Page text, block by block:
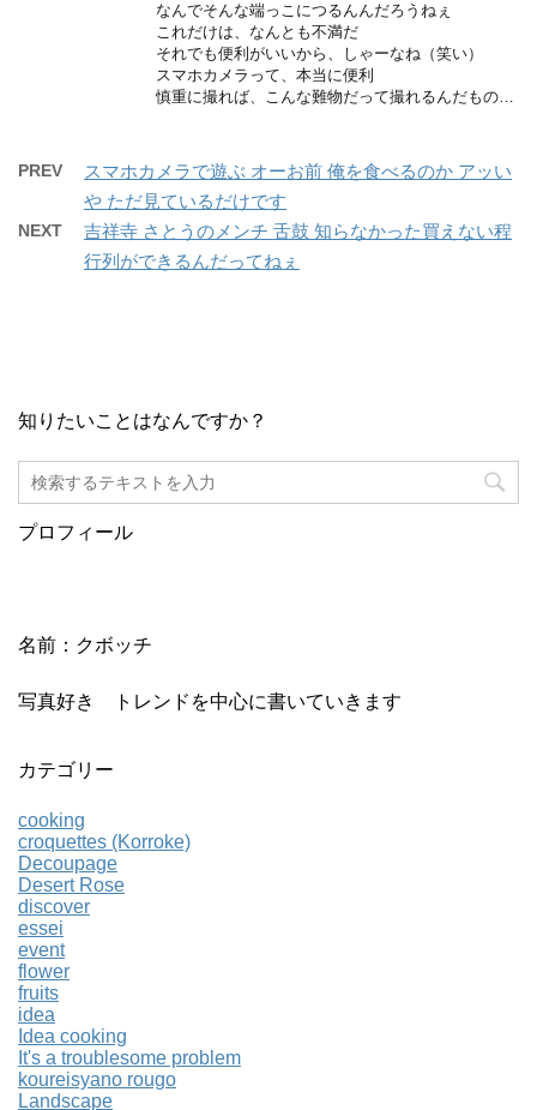
なんでそんな端っこにつるんんだろうねぇ
これだけは、なんとも不満だ
それでも便利がいいから、しゃーなね（笑い）
スマホカメラって、本当に便利
慎重に撮れば、こんな難物だって撮れるんだもの…
PREV
スマホカメラで遊ぶ オーお前 俺を食べるのか アッい
や ただ見ているだけです
NEXT
吉祥寺 さとうのメンチ 舌鼓 知らなかった買えない程
行列ができるんだってねぇ
知りたいことはなんですか？
プロフィール
名前：クボッチ
写真好き トレンドを中心に書いていきます
カテゴリー
cooking
croquettes (Korroke)
Decoupage
Desert Rose
discover
essei
event
flower
fruits
idea
Idea cooking
It's a troublesome problem
koureisyano rougo
Landscape